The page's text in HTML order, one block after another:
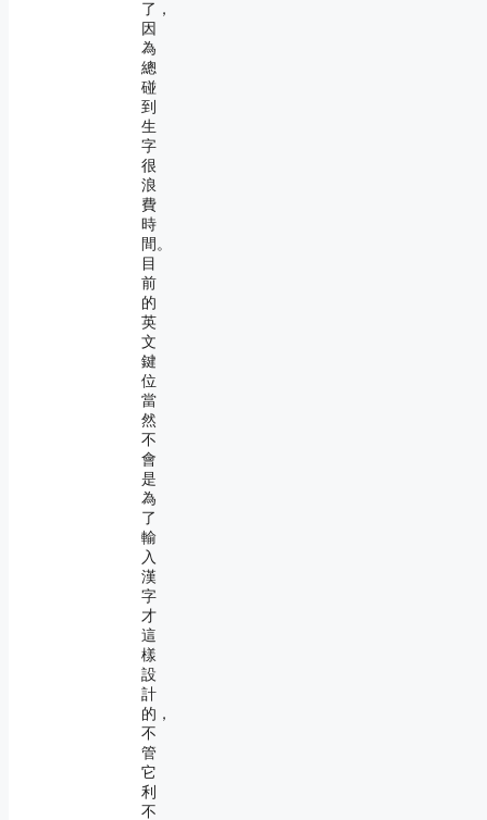
了，
因
為
總
碰
到
生
字
很
浪
費
時
間。
目
前
的
英
文
鍵
位
當
然
不
會
是
為
了
輸
入
漢
字
才
這
樣
設
計
的，
不
管
它
利
不